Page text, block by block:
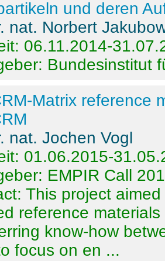
und deren
nat. Norbert
06.11.2014-
Bundesinstitut
Matrix reference
nat. Jochen Vogl
01.06.2015-
EMPIR Call
This project
reference
know-how
focus on en ...